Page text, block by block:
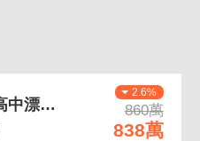
2.6%
860萬
838萬
特力屋 平鎮車站 平鎮高中漂亮3房